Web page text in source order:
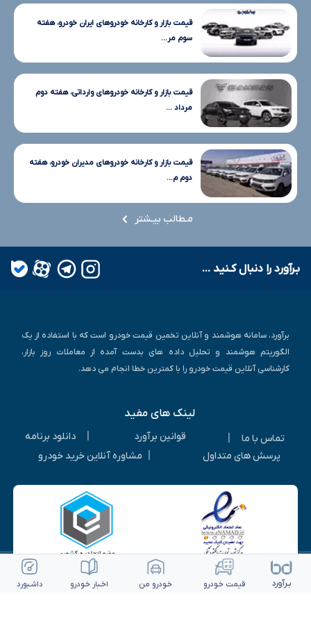
قیمت بازار و کارخانه خودروهای ایران خودرو، هفته
سوم مر...
قیمت بازار و کارخانه خودروهای وارداتی، هفته دوم
مرداد ...
قیمت بازار و کارخانه خودروهای مدیران خودرو، هفته
دوم م...
مـطالب بیـشتر
بـرآورد را دنبال کـنید ...
برآورد، سامانه هوشمند و آنلاین تخمین قیمت خودرو است که با استفاده از یک
الگوریتم هوشمند و تحلیل داده های بدست آمده از معاملات روز بازار،
کارشناسی آنلاین قیمت خودرو را با کمترین خطا انجام می دهد.
لینک های مفید
تماس با ما قوانین برآورد
دانلود برنامه
پرسش های متداول
مشاوره آنلاین خرید خودرو
بـرآورد قیمت خـودرو خـودرو من اخـبار خـودرو داشـبورد